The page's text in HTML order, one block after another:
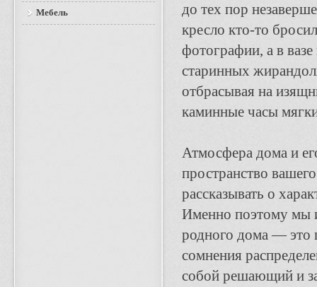
до тех пор
кресло кто-то
фотографии, а в
старинных
отбрасывая на
каминные часы
Атмосфера дома и
пространство
рассказывать о
Именно поэтому мы
родного дома — это
сомнения
собой решающий и
Мебель